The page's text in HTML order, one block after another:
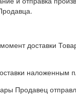
доставки
Продавец